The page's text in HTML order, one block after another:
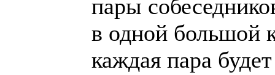
пары
в одной большой
каждая пара